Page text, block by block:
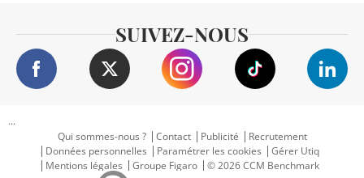
SUIVEZ-NOUS
...
Qui sommes-nous ?
Contact Publicité
Recrutement
Données personnelles
Paramétrer les cookies
Gérer Utiq
Mentions légales
Groupe Figaro © 2026 CCM Benchmark